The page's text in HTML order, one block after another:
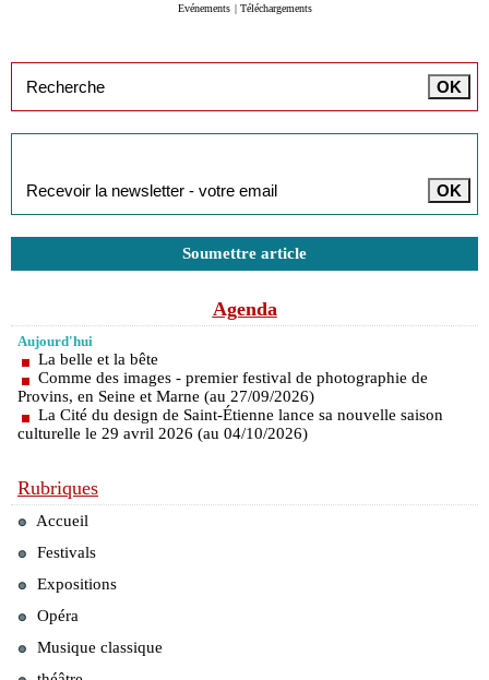
Evénements | Téléchargements
Soumettre article
Agenda
Aujourd'hui
La belle et la bête
Comme des images - premier festival de photographie de
Provins, en Seine et Marne (au 27/09/2026)
La Cité du design de Saint-Étienne lance sa nouvelle saison
culturelle le 29 avril 2026 (au 04/10/2026)
Rubriques
Accueil
Festivals
Expositions
Opéra
Musique classique